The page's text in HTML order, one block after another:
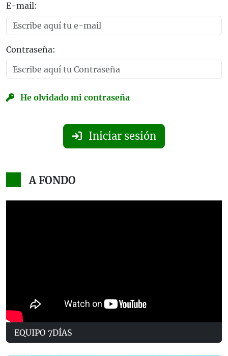
E-mail:
Contraseña:
He olvidado mi contraseña
Iniciar sesión
A FONDO
EQUIPO 7DÍAS